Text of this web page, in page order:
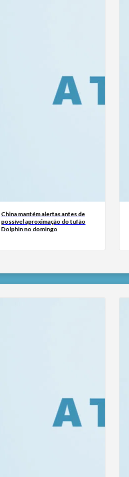
China mantém alertas antes de
possível aproximação do tufão
Dolphin no domingo